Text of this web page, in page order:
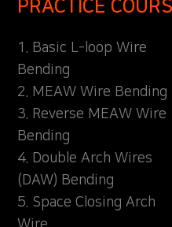
PRACTICE
1. Basic L-loop Wire
Bending
2. MEAW Wire Bending
3. Reverse MEAW Wire
Bending
4. Double Arch Wires
(DAW) Bending
5. Space Closing Arch